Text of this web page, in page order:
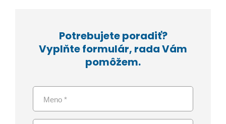
Potrebujete poradiť?
Vyplňte formulár, rada Vám
pomôžem.